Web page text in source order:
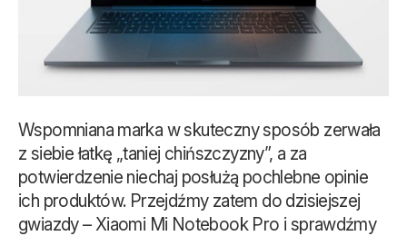
Wspomniana marka w skuteczny sposób zerwała
z siebie łatkę „taniej chińszczyzny”, a za
potwierdzenie niechaj posłużą pochlebne opinie
ich produktów. Przejdźmy zatem do dzisiejszej
gwiazdy – Xiaomi Mi Notebook Pro i sprawdźmy